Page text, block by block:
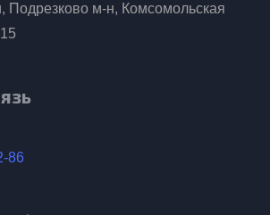
Подрезково м-н, Комсомольская
86